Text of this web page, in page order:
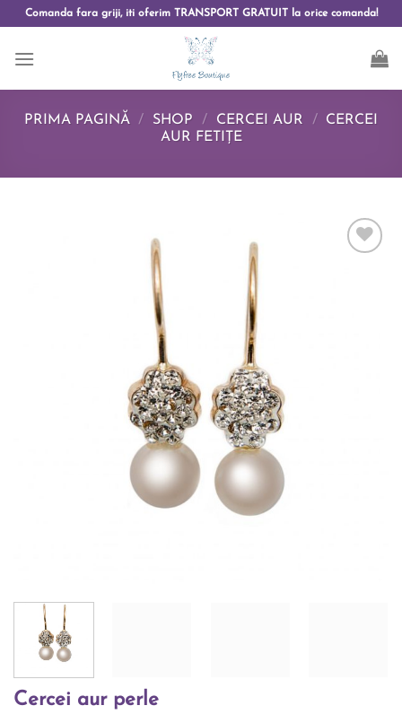
Comanda fara griji, iti oferim TRANSPORT GRATUIT la orice comanda!
PRIMA PAGINĂ / SHOP / CERCEI AUR /
CERCEI
AUR FETIȚE
Cercei aur perle